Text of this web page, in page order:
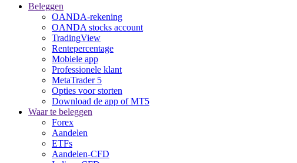
Beleggen
OANDA-rekening
OANDA stocks account
TradingView
Rentepercentage
Mobiele app
Professionele klant
MetaTrader 5
Opties voor storten
Download de app of MT5
Waar te beleggen
Forex
Aandelen
ETFs
Aandelen-CFD